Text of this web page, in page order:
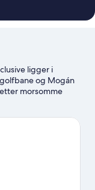
ligger i
og Mogán
morsomme
naturomgivelser,
vannpark og